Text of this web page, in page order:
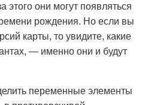
этого они могут появляться
рождения. Но если вы
карты, то увидите, какие
— именно они и будут
переменные элементы